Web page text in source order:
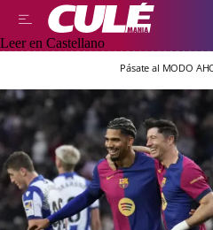
Leer en Castellano
Pásate al MODO